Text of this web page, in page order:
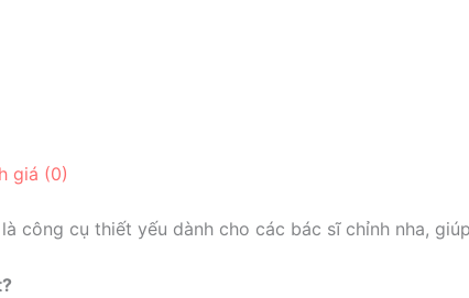
giá (0)
là công cụ thiết yếu dành cho các bác sĩ chỉnh nha,